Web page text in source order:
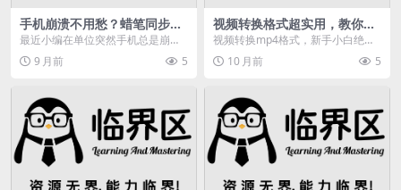
手机崩溃不用愁？蜡笔同步来
解忧：安卓数据备份恢复全体
最近小编在单位突然手机总是崩
溃，需要恢复出厂设置，可是没有
数据线无法备份资料，怎...
9 月前 5
视频转换格式超实用，教你如
何将视频转换成mp4格式？
视频转换mp4格式，新手小白绝对
不能错过的5个高效方法,视频,播放
器,转换器,编...
10 月前 5